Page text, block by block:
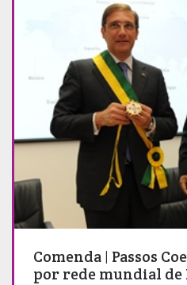
Comenda | Passos
por rede mundial